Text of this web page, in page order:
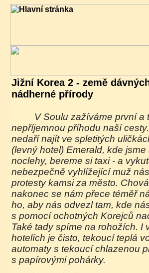
Jižní Korea 2 - země
nádherné přírody
V Soulu zažíváme první a také naštěstí jedinou
nepříjemnou příhodu naší
nedaří najít ve spletitých
(levný hotel) Emerald, kde
noclehy, bereme si taxi - a
nebezpečně vyhlížející muž
protesty kamsi za město.
nakonec se nám přece téměř
ho, aby nás odvezl tam, kde
s pomocí ochotných Korejců
Také tady spíme na rohožích. I
hotelích je čisto, tekoucí teplá
automaty s tekoucí chlazenou
s papírovými pohárky.